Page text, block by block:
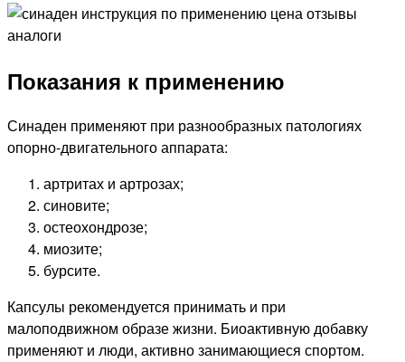
Показания к применению
Синаден применяют при разнообразных патологиях
опорно-двигательного аппарата:
артритах и артрозах;
синовите;
остеохондрозе;
миозите;
бурсите.
Капсулы рекомендуется принимать и при
малоподвижном образе жизни. Биоактивную добавку
применяют и люди, активно занимающиеся спортом.